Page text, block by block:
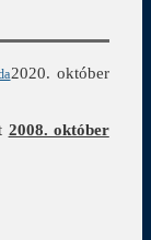
2020. október
2008. október